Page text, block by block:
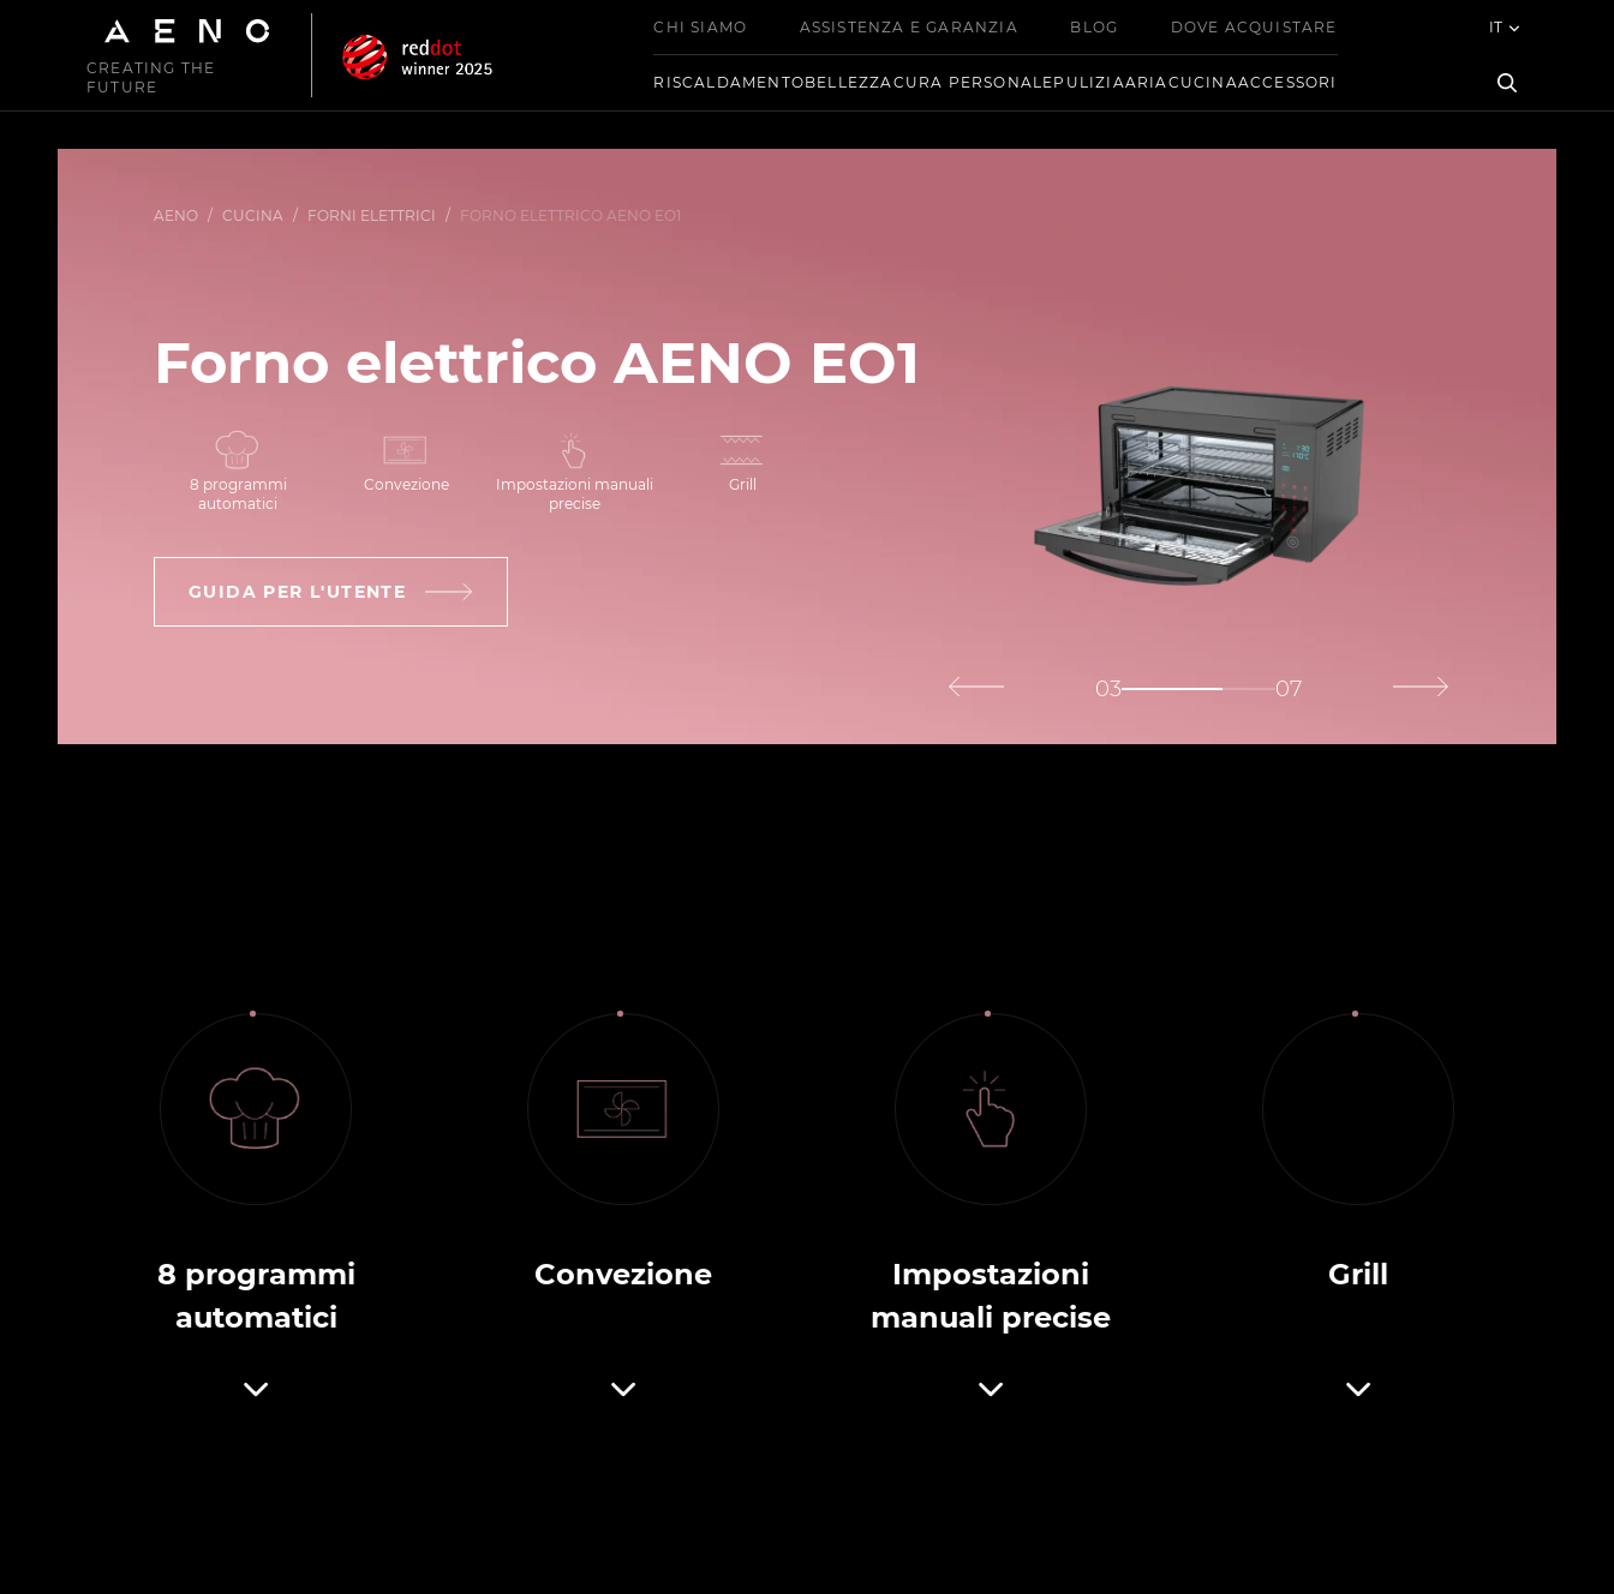
CREATING THE
FUTURE
CHI SIAMO ASSISTENZA E GARANZIA BLOG DOVE ACQUISTARE
RISCALDAMENTOBELLEZZACURA PERSONALEPULIZIAARIACUCINAACCESSORI
IT
AENO / CUCINA / FORNI ELETTRICI / FORNO ELETTRICO AENO EO1
Forno elettrico AENO EO1
8 programmi
automatici
Convezione
Impostazioni manuali
precise
Grill
GUIDA PER L'UTENTE
03 07
8 programmi
automatici
Convezione
Impostazioni
manuali precise
Grill